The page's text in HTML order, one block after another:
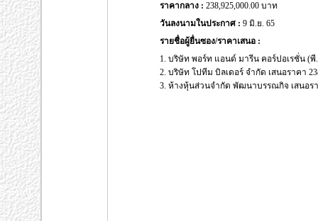
ราคากลาง : 238,925,000.00 บาท
วันลงนามในประกาศ : 9 มิ.ย. 65
รายชื่อผู้ยื่นซอง/ราคาเสนอ :
1. บริษัท พอร์ท แอนด์ มารีน คอร์ปอเรชั่น (พี.
2. บริษัท โปทีม บิลเดอร์ จำกัด เสนอราคา
3. ห้างหุ้นส่วนจำกัด พัฒนาบรรณกิจ เสนอรา